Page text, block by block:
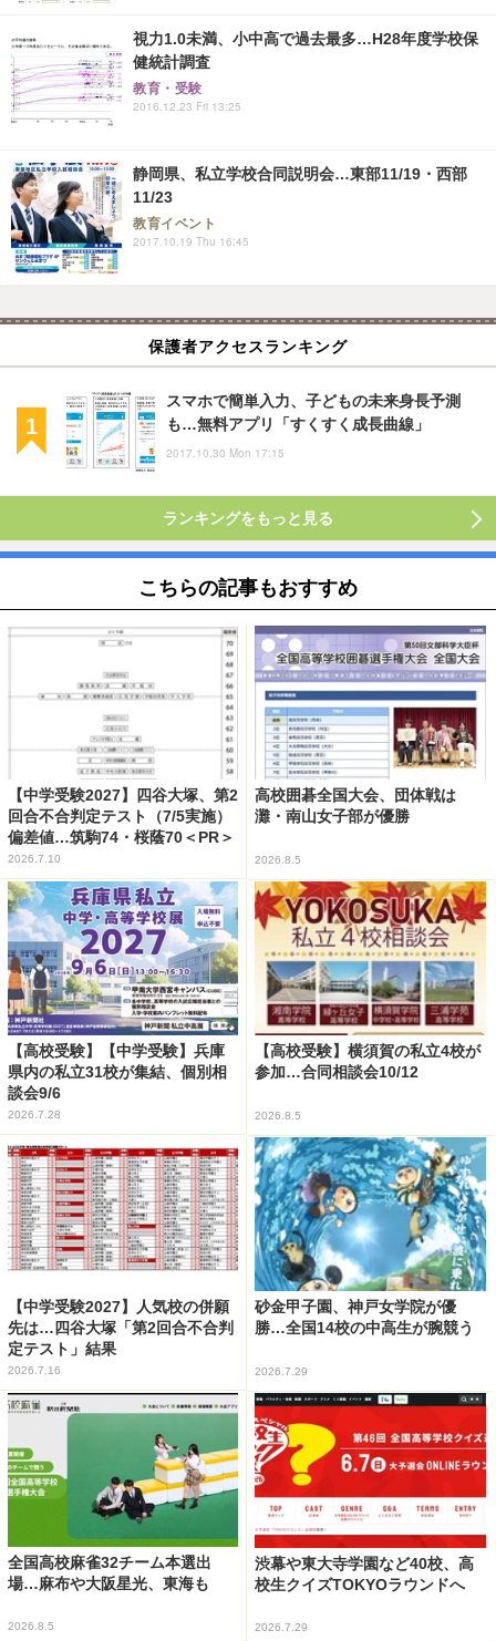
視力1.0未満、小中高で過去最多…H28年度学校保
健統計調査
教育・受験
2016.12.23 Fri 13:25
静岡県、私立学校合同説明会…東部11/19・西部
11/23
教育イベント
2017.10.19 Thu 16:45
保護者アクセスランキング
スマホで簡単入力、子どもの未来身長予測
も…無料アプリ「すくすく成長曲線」
2017.10.30 Mon 17:15
ランキングをもっと見る
こちらの記事もおすすめ
【中学受験2027】四谷大塚、第2
回合不合判定テスト（7/5実施）
偏差値…筑駒74・桜蔭70＜PR＞
2026.7.10
高校囲碁全国大会、団体戦は
灘・南山女子部が優勝
2026.8.5
【高校受験】【中学受験】兵庫
県内の私立31校が集結、個別相
談会9/6
2026.7.28
【高校受験】横須賀の私立4校が
参加…合同相談会10/12
2026.8.5
【中学受験2027】人気校の併願
先は…四谷大塚「第2回合不合判
定テスト」結果
2026.7.16
砂金甲子園、神戸女学院が優
勝…全国14校の中高生が腕競う
2026.7.29
全国高校麻雀32チーム本選出
場…麻布や大阪星光、東海も
2026.8.5
渋幕や東大寺学園など40校、高
校生クイズTOKYOラウンドへ
2026.7.29